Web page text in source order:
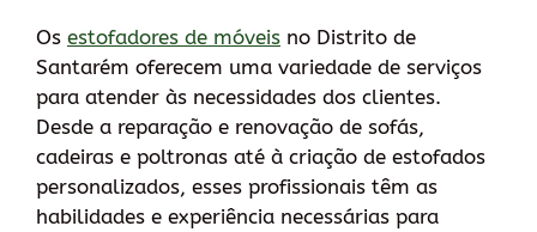
Os estofadores de móveis no Distrito de
Santarém oferecem uma variedade de serviços
para atender às necessidades dos clientes.
Desde a reparação e renovação de sofás,
cadeiras e poltronas até à criação de estofados
personalizados, esses profissionais têm as
habilidades e experiência necessárias para